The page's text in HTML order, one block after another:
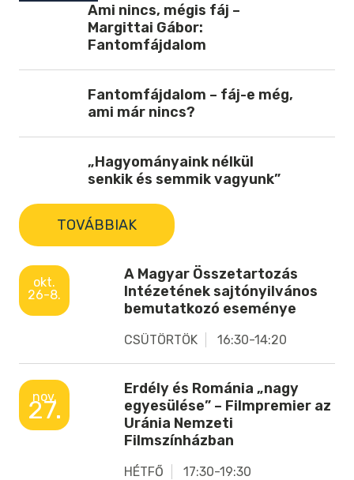
Ami nincs, mégis fáj –
Margittai Gábor:
Fantomfájdalom
Fantomfájdalom – fáj-e még,
ami már nincs?
„Hagyományaink nélkül
senkik és semmik vagyunk”
TOVÁBBIAK
okt.
26-8.
A Magyar Összetartozás
Intézetének sajtónyilvános
bemutatkozó eseménye
CSÜTÖRTÖK 16:30-14:20
nov.
27.
Erdély és Románia „nagy
egyesülése” – Filmpremier az
Uránia Nemzeti
Filmszínházban
HÉTFŐ 17:30-19:30